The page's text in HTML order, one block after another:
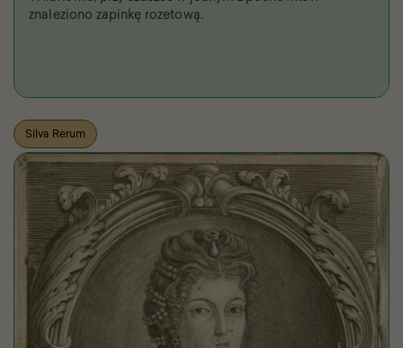
znaleziono zapinkę rozetową.
Silva Rerum